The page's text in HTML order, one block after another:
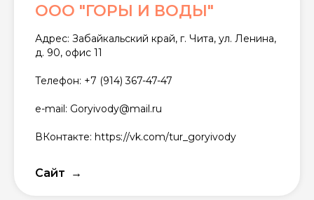
ООО "ГОРЫ И ВОДЫ"
Адрес: Забайкальский край, г. Чита, ул. Ленина,
д. 90, офис 11
Телефон: +7 (914) 367-47-47
e-mail: Goryivody@mail.ru
ВКонтакте: https://vk.com/tur_goryivody
Сайт